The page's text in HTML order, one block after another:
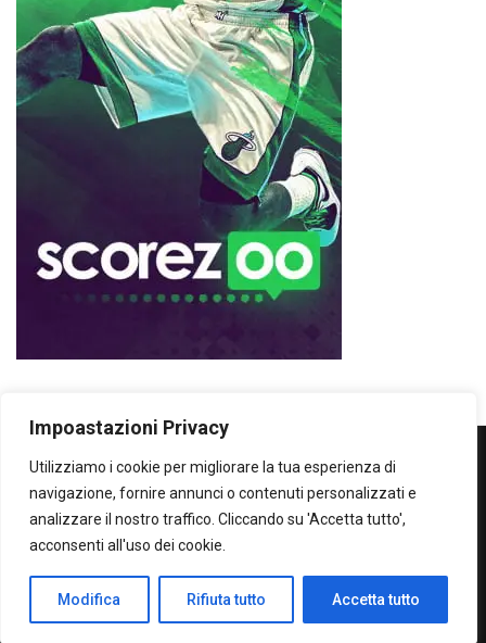
Impoastazioni Privacy
Utilizziamo i cookie per migliorare la tua esperienza di
navigazione, fornire annunci o contenuti personalizzati e
analizzare il nostro traffico. Cliccando su 'Accetta tutto',
acconsenti all'uso dei cookie.
Modifica Rifiuta tutto Accetta tutto
WOWOWOW
SOLO IL MEGLIO...SECONDO ME!
All Right Protected - Claudio Burdi 2024